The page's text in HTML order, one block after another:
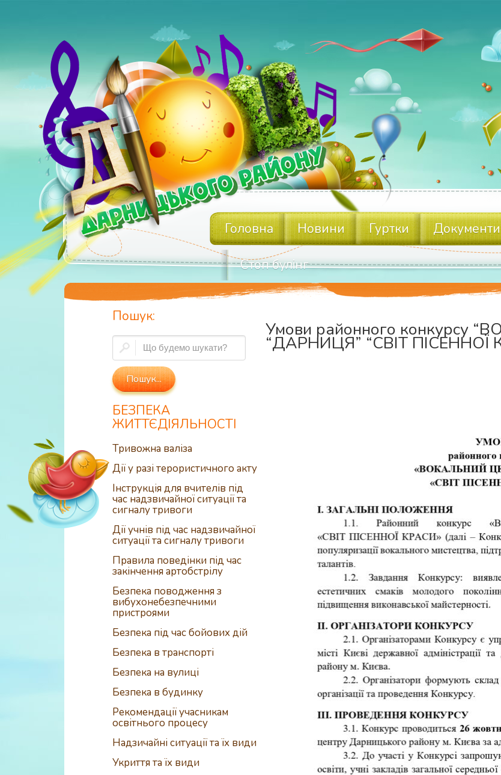
Головна Новини Гуртки Документи
Стоп булінг
Умови районного конкурсу
“ДАРНИЦЯ” “СВІТ ПІСЕННОЇ
Пошук:
БЕЗПЕКА
ЖИТТЄДІЯЛЬНОСТІ
Тривожна валіза
Дії у разі терористичного акту
Інструкція для вчителів під
час надзвичайної ситуації та
сигналу тривоги
Дії учнів під час надзвичайної
ситуації та сигналу тривоги
Правила поведінки під час
закінчення артобстрілу
Безпека поводження з
вибухонебезпечними
пристроями
Безпека під час бойових дій
Безпека в транспорті
Безпека на вулиці
Безпека в будинку
Рекомендації учасникам
освітнього процесу
Надзичайні ситуації та їх види
Укриття та їх види